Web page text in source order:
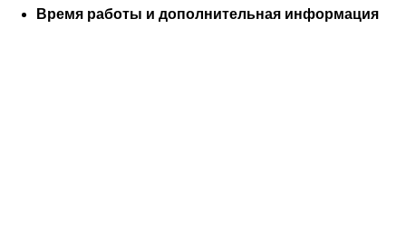
Время работы и дополнительная информация